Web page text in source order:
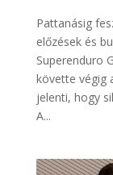
Pattanásig
előzések és
Superenduro
követte végig
jelenti, hogy
A...